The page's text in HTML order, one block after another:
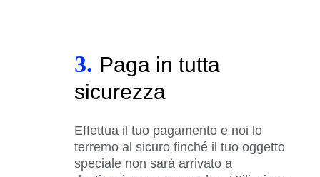
3. Paga in tutta
sicurezza
Effettua il tuo pagamento e noi lo
terremo al sicuro finché il tuo oggetto
speciale non sarà arrivato a